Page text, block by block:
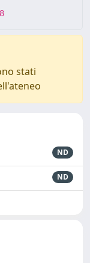
stati
ND
ND